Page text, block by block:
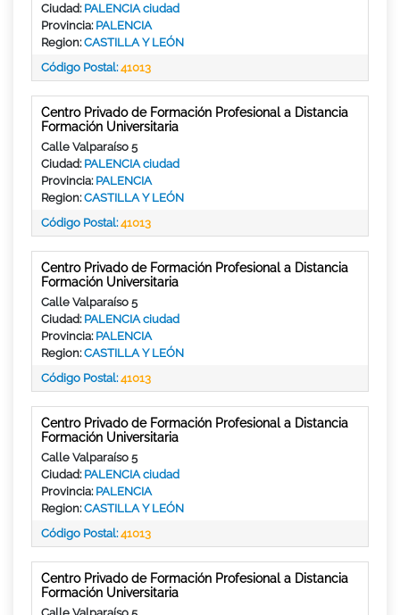
Ciudad: PALENCIA ciudad
Provincia: PALENCIA
Region:CASTILLA Y LEÓN
Código Postal:41013
Centro Privado de Formación Profesional a Distancia
Formación Universitaria
Calle Valparaíso 5
Ciudad: PALENCIA ciudad
Provincia: PALENCIA
Region:CASTILLA Y LEÓN
Código Postal:41013
Centro Privado de Formación Profesional a Distancia
Formación Universitaria
Calle Valparaíso 5
Ciudad: PALENCIA ciudad
Provincia: PALENCIA
Region:CASTILLA Y LEÓN
Código Postal:41013
Centro Privado de Formación Profesional a Distancia
Formación Universitaria
Calle Valparaíso 5
Ciudad: PALENCIA ciudad
Provincia: PALENCIA
Region:CASTILLA Y LEÓN
Código Postal:41013
Centro Privado de Formación Profesional a Distancia
Formación Universitaria